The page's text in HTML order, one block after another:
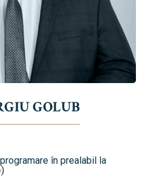
GOLUB
în prealabil la
)